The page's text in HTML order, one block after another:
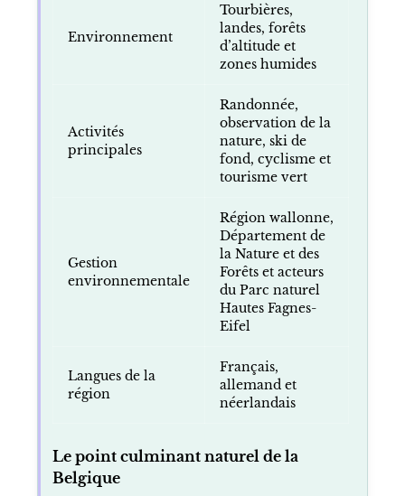
Environnement
Tourbières,
landes, forêts
d’altitude et
zones humides
Activités
principales
Randonnée,
observation de la
nature, ski de
fond, cyclisme et
tourisme vert
Gestion
environnementale
Région wallonne,
Département de
la Nature et des
Forêts et acteurs
du Parc naturel
Hautes Fagnes-
Eifel
Langues de la
région
Français,
allemand et
néerlandais
Le point culminant naturel de la
Belgique